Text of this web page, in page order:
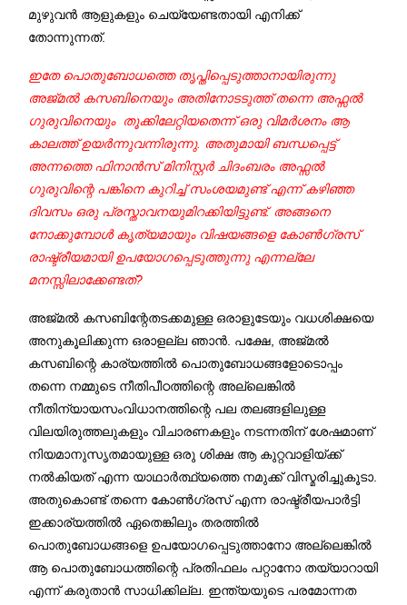
മുഴുവന്‍ ആളുകളും ചെയ്യേണ്ടതായി എനിക്ക്
തോന്നുന്നത്.
ഇതേ പൊതുബോധത്തെ തൃപ്തിപ്പെടുത്താനായിരുന്നു
അജ്മല്‍ കസബിനെയും അതിനോടടുത്ത് തന്നെ അഫ്സല്‍
ഗുരുവിനെയും തൂക്കിലേറ്റിയതെന്ന് ഒരു വിമര്‍ശനം ആ
കാലത്ത് ഉയര്‍ന്നുവന്നിരുന്നു. അതുമായി ബന്ധപ്പെട്ട്
അന്നത്തെ ഫിനാന്‍സ് മിനിസ്റ്റര്‍ ചിദംബരം അഫ്സല്‍
ഗുരുവിന്റെ പങ്കിനെ കുറിച്ച് സംശയമുണ്ട് എന്ന് കഴിഞ്ഞ
ദിവസം ഒരു പ്രസ്താവനയുമിറക്കിയിട്ടുണ്ട്. അങ്ങനെ
നോക്കുമ്പോള്‍ കൃത്യമായും വിഷയങ്ങളെ കോണ്‍ഗ്രസ്
രാഷ്ട്രീയമായി ഉപയോഗപ്പെടുത്തുന്നു എന്നല്ലേ
മനസ്സിലാക്കേണ്ടത്?
അജ്മല്‍ കസബിന്റേതടക്കമുള്ള ഒരാളുടേയും വധശിക്ഷയെ
അനുകൂലിക്കുന്ന ഒരാളല്ല ഞാന്‍. പക്ഷേ, അജ്മല്‍
കസബിന്റെ കാര്യത്തില്‍ പൊതുബോധങ്ങളോടൊപ്പം
തന്നെ നമ്മുടെ നീതിപീഠത്തിന്റെ അല്ലെങ്കില്‍
നീതിന്യായസംവിധാനത്തിന്റെ പല തലങ്ങളിലുള്ള
വിലയിരുത്തലുകളും വിചാരണകളും നടന്നതിന് ശേഷമാണ്
നിയമാനുസൃതമായുള്ള ഒരു ശിക്ഷ ആ കുറ്റവാളിയ്ക്ക്
നല്‍കിയത് എന്ന യാഥാര്‍ത്ഥ്യത്തെ നമുക്ക് വിസ്മരിച്ചുകൂടാ.
അതുകൊണ്ട് തന്നെ കോണ്‍ഗ്രസ് എന്ന രാഷ്ട്രീയപാര്‍ട്ടി
ഇക്കാര്യത്തില്‍ ഏതെങ്കിലും തരത്തില്‍
പൊതുബോധങ്ങളെ ഉപയോഗപ്പെടുത്താനോ അല്ലെങ്കില്‍
ആ പൊതുബോധത്തിന്റെ പ്രതിഫലം പറ്റാനോ തയ്യാറായി
എന്ന് കരുതാന്‍ സാധിക്കില്ല. ഇന്ത്യയുടെ പരമോന്നത